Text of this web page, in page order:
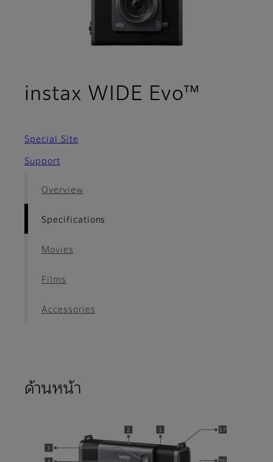
instax WIDE Evo™
Special Site
Support
Overview
Specifications
Movies
Films
Accessories
ด้านหน้า